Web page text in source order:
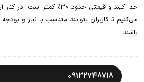
حد آکبند و قیمتی حدود ۳۰٪
می‌کنیم تا کاربران بتوانند متناسب با نیاز و
باشند.
09132748718